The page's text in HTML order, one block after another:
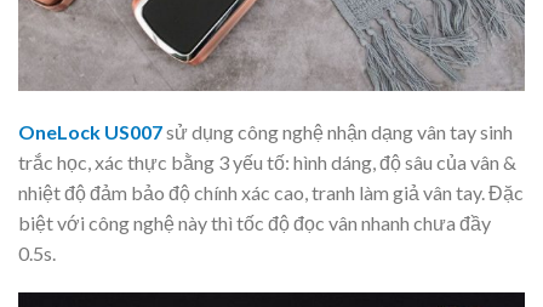
OneLock US007sử dụng công nghệ nhận dạng vân tay sinh
trắc học, xác thực bằng 3 yếu tố: hình dáng, độ sâu của vân &
nhiệt độ đảm bảo độ chính xác cao, tranh làm giả vân tay. Đặc
biệt với công nghệ này thì tốc độ đọc vân nhanh chưa đầy
0.5s.